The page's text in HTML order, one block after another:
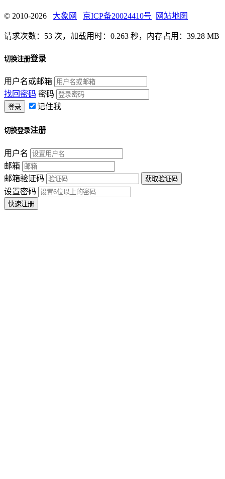
© 2010-2026 大象网 京ICP备20024410号 网站地图
请求次数：53 次，加载用时：0.263 秒，内存占用：39.28 MB
切换注册登录
用户名或邮箱
找回密码 密码
记住我
切换登录注册
用户名
邮箱
邮箱验证码
设置密码